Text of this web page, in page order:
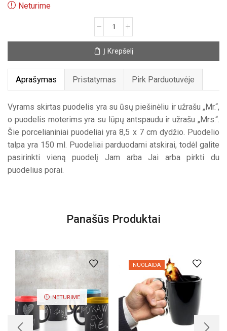
Neturime
Puodelis
Jam
Jai
Į Krepšelį
Aprašymas Pristatymas Pirk Parduotuvėje
Vyrams skirtas puodelis yra su ūsų piešinėliu ir užrašu „Mr.“,
o puodelis moterims yra su lūpų antspaudu ir užrašu „Mrs.“.
Šie porcelianiniai puodeliai yra 8,5 x 7 cm dydžio. Puodelio
talpa yra 150 ml. Puodeliai parduodami atskirai, todėl galite
pasirinkti vieną puodelį Jam arba Jai arba pirkti du
puodelius porai.
Panašūs Produktai
NETURIME
NUOLAIDA